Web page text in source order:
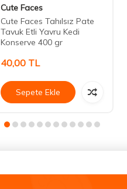
Cute Faces
Cute Faces Tahılsız Pate
Tavuk Etli Yavru Kedi
Konserve 400 gr
40,00 TL
Sepete Ekle